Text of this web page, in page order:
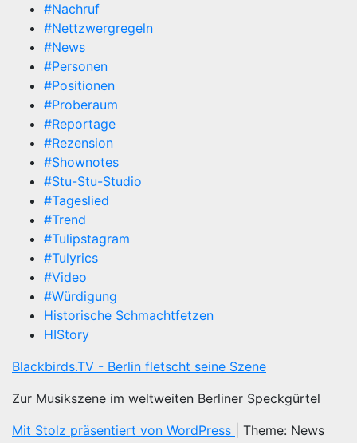
#Nachruf
#Nettzwergregeln
#News
#Personen
#Positionen
#Proberaum
#Reportage
#Rezension
#Shownotes
#Stu-Stu-Studio
#Tageslied
#Trend
#Tulipstagram
#Tulyrics
#Video
#Würdigung
Historische Schmachtfetzen
HIStory
Blackbirds.TV - Berlin fletscht seine Szene
Zur Musikszene im weltweiten Berliner Speckgürtel
Mit Stolz präsentiert von WordPress
Theme: News